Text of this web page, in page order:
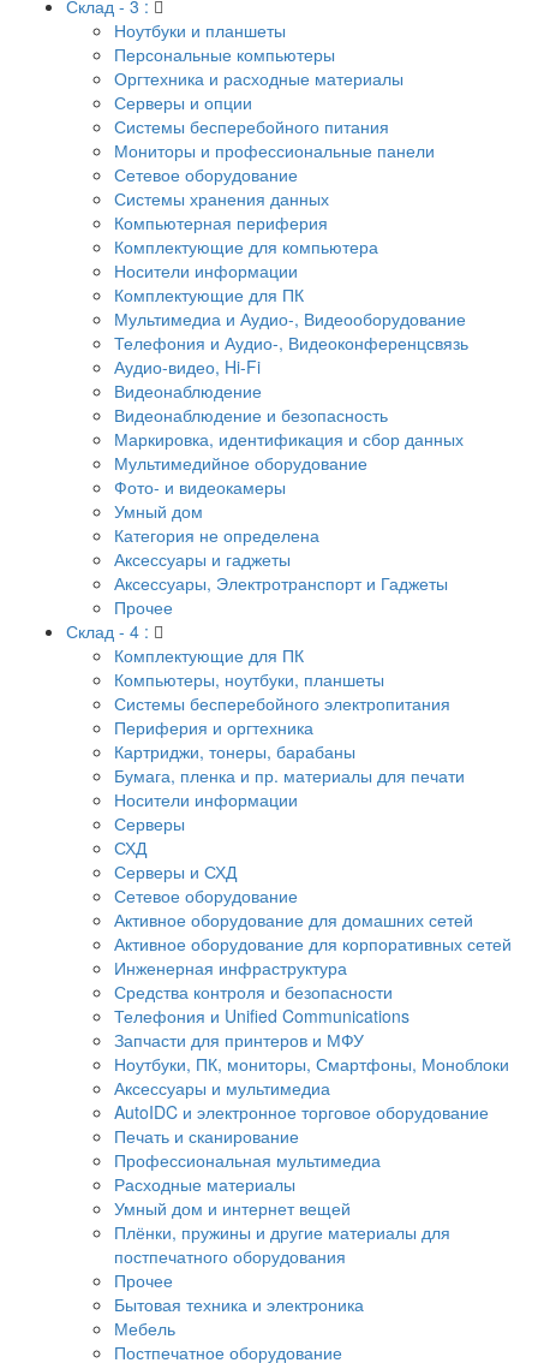
Склад - 3 :
Ноутбуки и планшеты
Персональные компьютеры
Оргтехника и расходные материалы
Серверы и опции
Системы бесперебойного питания
Мониторы и профессиональные панели
Сетевое оборудование
Системы хранения данных
Компьютерная периферия
Комплектующие для компьютера
Носители информации
Комплектующие для ПК
Мультимедиа и Аудио-, Видеооборудование
Телефония и Аудио-, Видеоконференцсвязь
Аудио-видео, Hi-Fi
Видеонаблюдение
Видеонаблюдение и безопасность
Маркировка, идентификация и сбор данных
Мультимедийное оборудование
Фото- и видеокамеры
Умный дом
Категория не определена
Аксессуары и гаджеты
Аксессуары, Электротранспорт и Гаджеты
Прочее
Склад - 4 :
Комплектующие для ПК
Компьютеры, ноутбуки, планшеты
Системы бесперебойного электропитания
Периферия и оргтехника
Картриджи, тонеры, барабаны
Бумага, пленка и пр. материалы для печати
Носители информации
Серверы
СХД
Серверы и СХД
Сетевое оборудование
Активное оборудование для домашних сетей
Активное оборудование для корпоративных сетей
Инженерная инфраструктура
Средства контроля и безопасности
Телефония и Unified Communications
Запчасти для принтеров и МФУ
Ноутбуки, ПК, мониторы, Смартфоны, Моноблоки
Аксессуары и мультимедиа
AutoIDC и электронное торговое оборудование
Печать и сканирование
Профессиональная мультимедиа
Расходные материалы
Умный дом и интернет вещей
Плёнки, пружины и другие материалы для
постпечатного оборудования
Прочее
Бытовая техника и электроника
Мебель
Постпечатное оборудование